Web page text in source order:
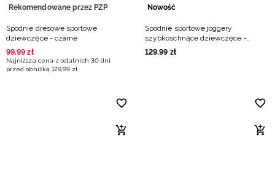
Rekomendowane przez PZP
Spodnie dresowe sportowe
dziewczęce - czarne
99,99 zł
Najniższa cena z ostatnich 30 dni
przed obniżką 129,99 zł
Nowość
Spodnie sportowe joggery
szybkoschnące dziewczęce -
czarne
129,99 zł